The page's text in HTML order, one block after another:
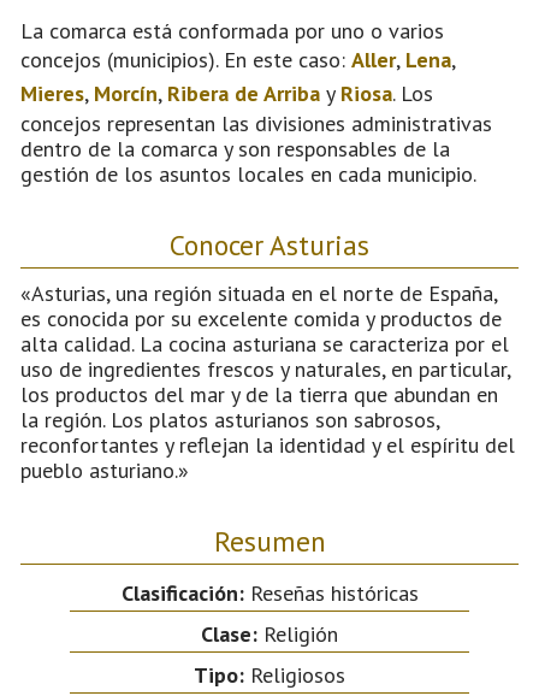
La comarca está conformada por uno o varios
concejos (municipios). En este caso: Aller, Lena,
Mieres, Morcín, Ribera de Arriba y Riosa. Los
concejos representan las divisiones administrativas
dentro de la comarca y son responsables de la
gestión de los asuntos locales en cada municipio.
Conocer Asturias
«Asturias, una región situada en el norte de España,
es conocida por su excelente comida y productos de
alta calidad. La cocina asturiana se caracteriza por el
uso de ingredientes frescos y naturales, en particular,
los productos del mar y de la tierra que abundan en
la región. Los platos asturianos son sabrosos,
reconfortantes y reflejan la identidad y el espíritu del
pueblo asturiano.»
Resumen
Clasificación:Reseñas históricas
Clase: Religión
Tipo: Religiosos